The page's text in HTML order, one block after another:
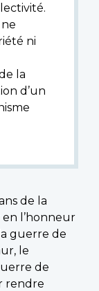
ni
la
d’un
de la
l’honneur
guerre de
le
de
rendre